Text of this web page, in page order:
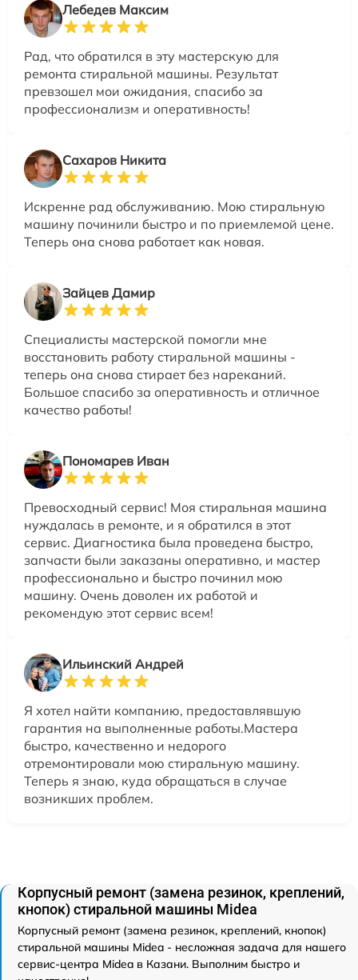
Лебедев Максим
Рад, что обратился в эту мастерскую для
ремонта стиральной машины. Результат
превзошел мои ожидания, спасибо за
профессионализм и оперативность!
Сахаров Никита
Искренне рад обслуживанию. Мою стиральную
машину починили быстро и по приемлемой цене.
Теперь она снова работает как новая.
Зайцев Дамир
Специалисты мастерской помогли мне
восстановить работу стиральной машины -
теперь она снова стирает без нареканий.
Большое спасибо за оперативность и отличное
качество работы!
Пономарев Иван
Превосходный сервис! Моя стиральная машина
нуждалась в ремонте, и я обратился в этот
сервис. Диагностика была проведена быстро,
запчасти были заказаны оперативно, и мастер
профессионально и быстро починил мою
машину. Очень доволен их работой и
рекомендую этот сервис всем!
Ильинский Андрей
Я хотел найти компанию, предоставлявшую
гарантия на выполненные работы.Мастера
быстро, качественно и недорого
отремонтировали мою стиральную машину.
Теперь я знаю, куда обращаться в случае
возникших проблем.
Корпусный ремонт (замена резинок, креплений,
кнопок) стиральной машины Midea
Корпусный ремонт (замена резинок, креплений, кнопок)
стиральной машины Midea - несложная задача для нашего
сервис-центра Midea в Казани. Выполним быстро и